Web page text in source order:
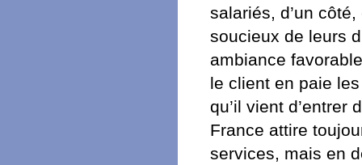
salariés, d’un
soucieux de leurs
ambiance
le client en paie
qu’il vient
France attire
services, mais en